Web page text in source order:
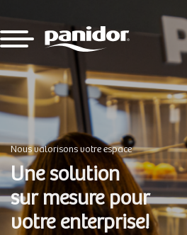
Nous valorisons votre espace
Une solution
sur mesure pour
votre enterprise!